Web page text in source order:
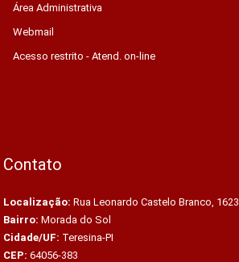
Área Administrativa
Webmail
Acesso restrito - Atend. on-line
Contato
Localização: Rua Leonardo Castelo Branco, 1623
Bairro: Morada do Sol
Cidade/UF: Teresina-PI
CEP: 64056-383